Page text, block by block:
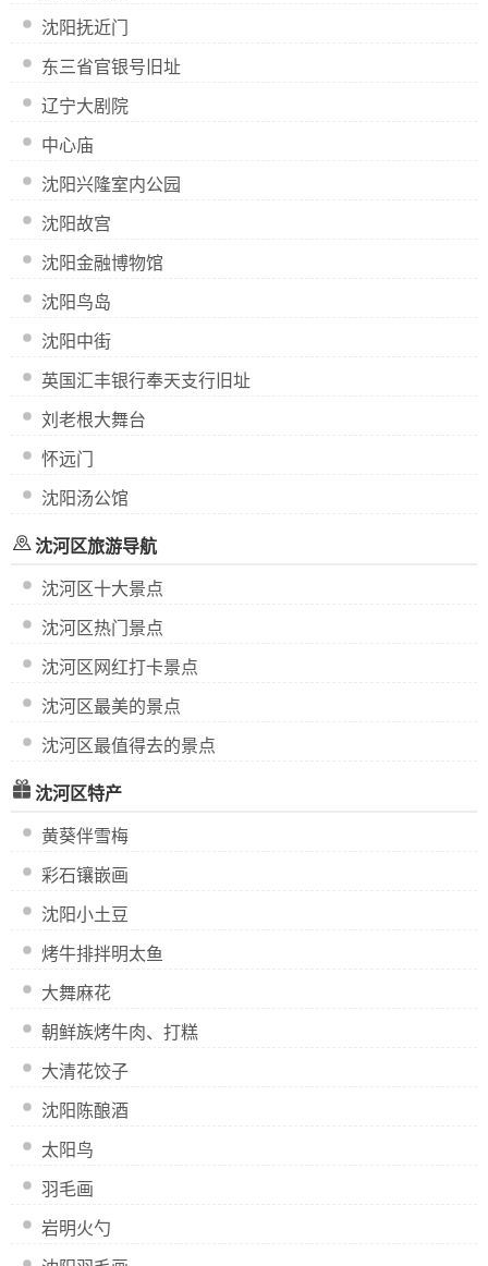
沈阳抚近门
东三省官银号旧址
辽宁大剧院
中心庙
沈阳兴隆室内公园
沈阳故宫
沈阳金融博物馆
沈阳鸟岛
沈阳中街
英国汇丰银行奉天支行旧址
刘老根大舞台
怀远门
沈阳汤公馆
沈河区旅游导航
沈河区十大景点
沈河区热门景点
沈河区网红打卡景点
沈河区最美的景点
沈河区最值得去的景点
沈河区特产
黄葵伴雪梅
彩石镶嵌画
沈阳小土豆
烤牛排拌明太鱼
大舞麻花
朝鲜族烤牛肉、打糕
大清花饺子
沈阳陈酿酒
太阳鸟
羽毛画
岩明火勺